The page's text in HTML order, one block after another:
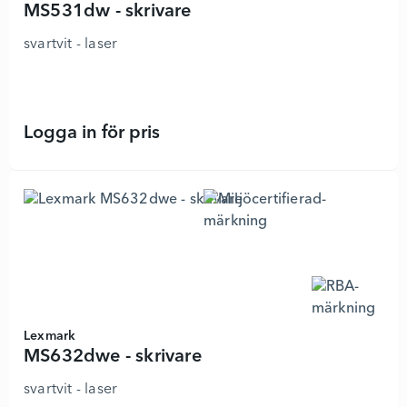
MS531dw - skrivare
svartvit - laser
Logga in för prisMS531dw - skrivare - 7745315 -
Lexmark
MS632dwe - skrivare
svartvit - laser